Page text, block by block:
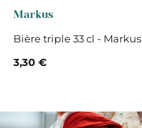
Markus
Bière triple 33 cl - Markus
3,30 €